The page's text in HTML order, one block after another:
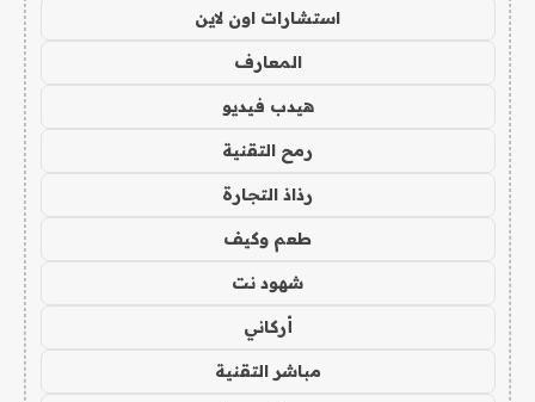
استشارات اون لاين
المعارف
هيدب فيديو
رمح التقنية
رذاذ التجارة
طعم وكيف
شهود نت
أركاني
مباشر التقنية